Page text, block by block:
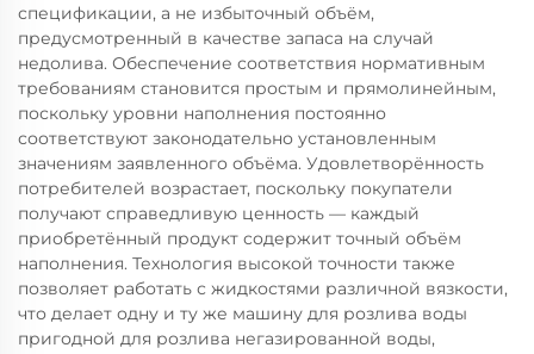
спецификации, а не избыточный объём,
предусмотренный в качестве запаса на случай
недолива. Обеспечение соответствия нормативным
требованиям становится простым и прямолинейным,
поскольку уровни наполнения постоянно
соответствуют законодательно установленным
значениям заявленного объёма. Удовлетворённость
потребителей возрастает, поскольку покупатели
получают справедливую ценность — каждый
приобретённый продукт содержит точный объём
наполнения. Технология высокой точности также
позволяет работать с жидкостями различной вязкости,
что делает одну и ту же машину для розлива воды
пригодной для розлива негазированной воды,